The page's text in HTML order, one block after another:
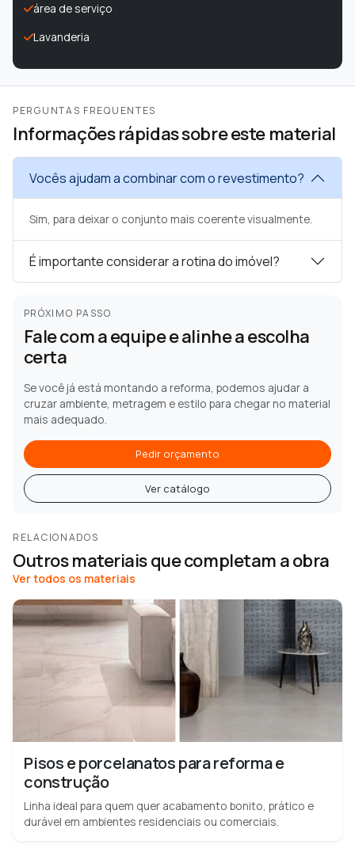
área de serviço
Lavanderia
PERGUNTAS FREQUENTES
Informações rápidas sobre este material
Vocês ajudam a combinar com o revestimento?
Sim, para deixar o conjunto mais coerente visualmente.
É importante considerar a rotina do imóvel?
PRÓXIMO PASSO
Fale com a equipe e alinhe a escolha
certa
Se você já está montando a reforma, podemos ajudar a
cruzar ambiente, metragem e estilo para chegar no material
mais adequado.
Pedir orçamento
Ver catálogo
RELACIONADOS
Outros materiais que completam a obra
Ver todos os materiais
Pisos e porcelanatos para reforma e
construção
Linha ideal para quem quer acabamento bonito, prático e
durável em ambientes residenciais ou comerciais.